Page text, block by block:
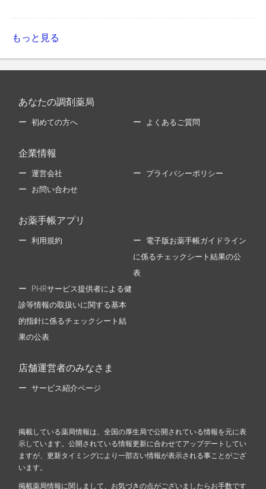
もっと見る
あなたの調剤薬局
初めての方へ よくあるご質問
企業情報
運営会社 プライバシーポリシー
お問い合わせ
お薬手帳アプリ
利用規約 電子版お薬手帳ガイドライン
に係るチェックシート結果の公
表
PHRサービス提供者による健
診等情報の取扱いに関する基本
的指針に係るチェックシート結
果の公表
店舗運営者のみなさま
サービス紹介ページ
掲載している薬局情報は、全国の厚生局で公開されている情報を元に表
示しています。公開されている情報更新に合わせてアップデートしてい
ますが、更新タイミングにより一部古い情報が表示される事ことがござ
います。
掲載薬局情報に関しまして、お気づきの点がございましたらお手数です